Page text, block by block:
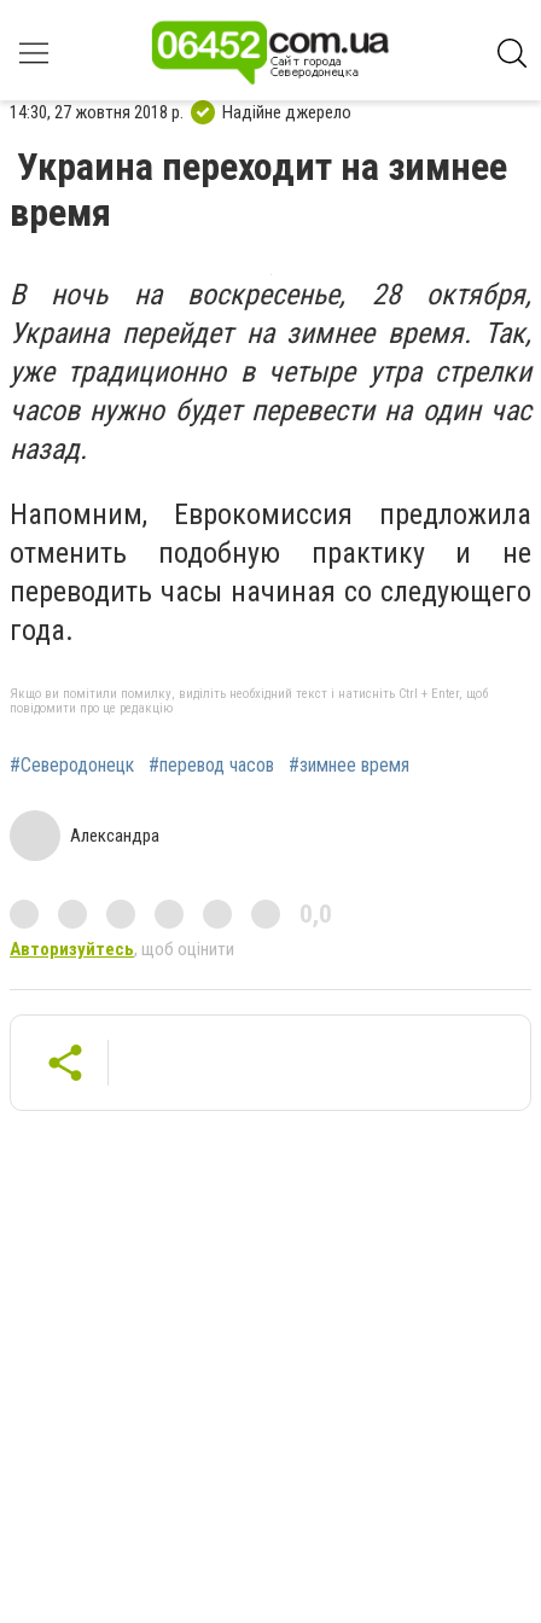
14:30, 27 жовтня 2018 р. Надійне джерело
Украина переходит на зимнее
время
В ночь на воскресенье, 28 октября,
Украина перейдет на зимнее время. Так,
уже традиционно в четыре утра стрелки
часов нужно будет перевести на один час
назад.
Напомним, Еврокомиссия предложила
отменить подобную практику и не
переводить часы начиная со следующего
года.
Якщо ви помітили помилку, виділіть необхідний текст і натисніть Ctrl + Enter, щоб
повідомити про це редакцію
#Северодонецк #перевод часов #зимнее время
Александра
0,0
Авторизуйтесь, щоб оцінити